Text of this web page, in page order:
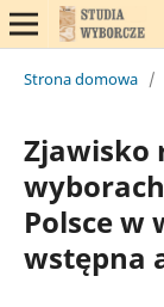
Strona domowa /
Zjawisko
Polsce w
wstępna